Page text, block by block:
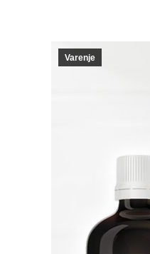
Varenje